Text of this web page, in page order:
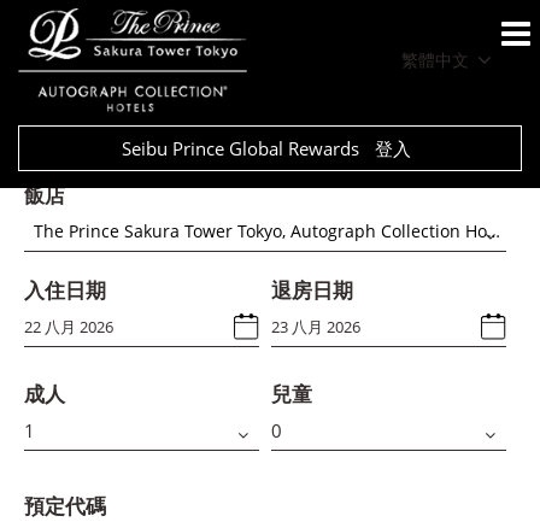
繁體中文
Seibu Prince Global Rewards 登入
飯店
The Prince Sakura Tower Tokyo, Autograph Collection Hotels
入住日期 退房日期
成人 兒童
預定代碼